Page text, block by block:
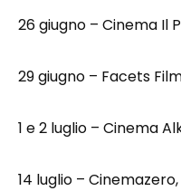
26 giugno – Cinema Il
29 giugno – Facets
1 e 2 luglio – Cinema
14 luglio –